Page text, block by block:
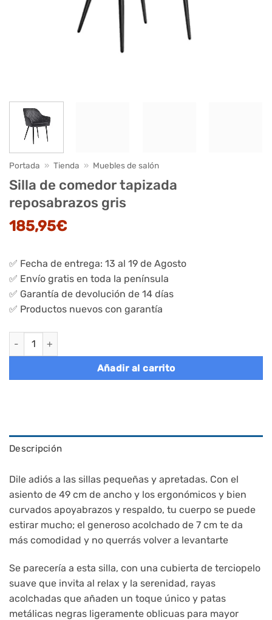
Portada » Tienda » Muebles de salón
Silla de comedor tapizada
reposabrazos gris
185,95€
✅ Fecha de entrega: 13 al 19 de Agosto
✅ Envío gratis en toda la península
✅ Garantía de devolución de 14 días
✅ Productos nuevos con garantía
Silla de comedor tapizada reposabrazos gris cantidad
Añadir al carrito
Descripción
Dile adiós a las sillas pequeñas y apretadas. Con el
asiento de 49 cm de ancho y los ergonómicos y bien
curvados apoyabrazos y respaldo, tu cuerpo se puede
estirar mucho; el generoso acolchado de 7 cm te da
más comodidad y no querrás volver a levantarte
Se parecería a esta silla, con una cubierta de terciopelo
suave que invita al relax y la serenidad, rayas
acolchadas que añaden un toque único y patas
metálicas negras ligeramente oblicuas para mayor